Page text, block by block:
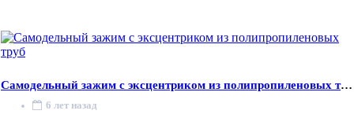
Самодельный зажим с эксцентриком из полипропиленовых труб
6 лет назад